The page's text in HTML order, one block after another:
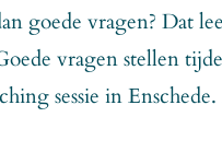
goede vragen? Dat
vragen stellen
sessie in